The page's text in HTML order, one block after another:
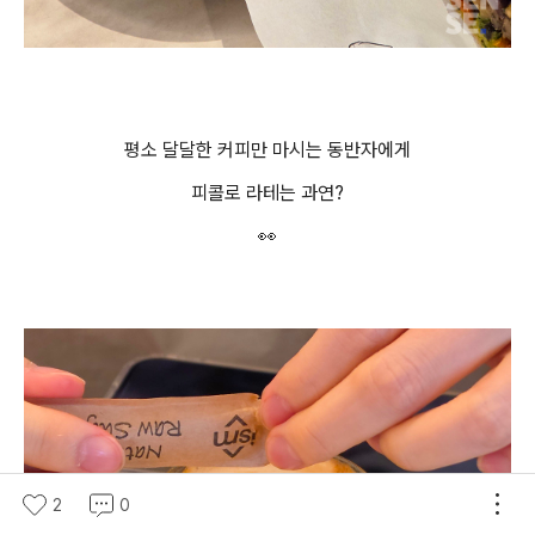
평소 달달한 커피만 마시는 동반자에게
피콜로 라테는 과연?
👀
2 0